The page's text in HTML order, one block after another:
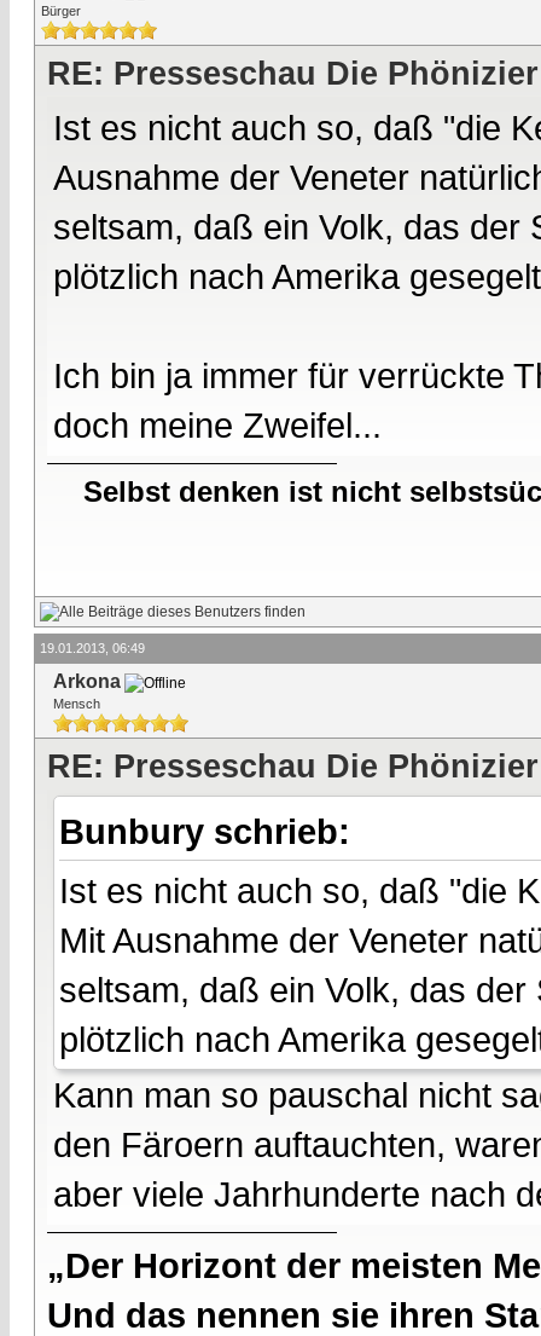
Bürger
RE: Presseschau Die
Ist es nicht auch so, daß "die
Ausnahme der Veneter
seltsam, daß ein Volk, das der
plötzlich nach Amerika
Ich bin ja immer für verrückte
doch meine Zweifel...
Selbst denken ist nicht
19.01.2013, 06:49
Arkona
Mensch
RE: Presseschau Die
Bunbury schrieb:
Ist es nicht auch so, daß "die
Mit Ausnahme der Veneter
seltsam, daß ein Volk, das
plötzlich nach Amerika
Kann man so pauschal nicht
den Färoern auftauchten,
aber viele Jahrhunderte nach
„Der Horizont der meisten
Und das nennen sie ihren